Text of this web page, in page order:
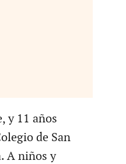
y 11 años
de San
A niños y